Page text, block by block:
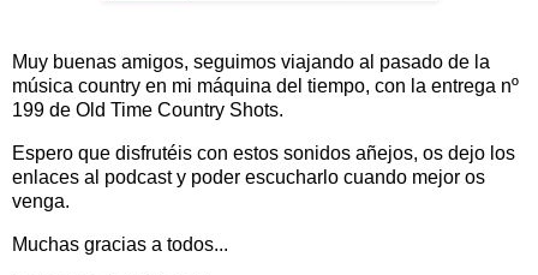
Muy buenas amigos, seguimos viajando al pasado de la
música country en mi máquina del tiempo, con la entrega nº
199 de Old Time Country Shots.
Espero que disfrutéis con estos sonidos añejos, os dejo los
enlaces al podcast y poder escucharlo cuando mejor os
venga.
Muchas gracias a todos...